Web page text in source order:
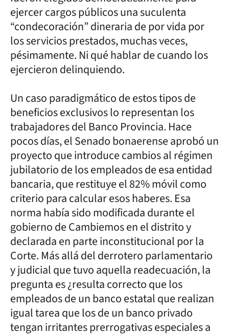
ejercer cargos públicos una suculenta
“condecoración” dineraria de por vida por
los servicios prestados, muchas veces,
pésimamente. Ni qué hablar de cuando los
ejercieron delinquiendo.
Un caso paradigmático de estos tipos de
beneficios exclusivos lo representan los
trabajadores del Banco Provincia. Hace
pocos días, el Senado bonaerense aprobó un
proyecto que introduce cambios al régimen
jubilatorio de los empleados de esa entidad
bancaria, que restituye el 82% móvil como
criterio para calcular esos haberes. Esa
norma había sido modificada durante el
gobierno de Cambiemos en el distrito y
declarada en parte inconstitucional por la
Corte. Más allá del derrotero parlamentario
y judicial que tuvo aquella readecuación, la
pregunta es ¿resulta correcto que los
empleados de un banco estatal que realizan
igual tarea que los de un banco privado
tengan irritantes prerrogativas especiales a